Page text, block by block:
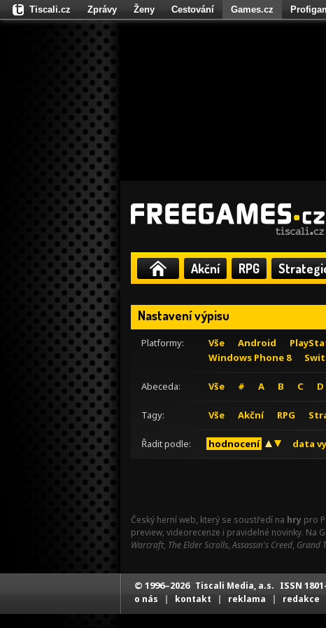
Akční RPG
Nastavení výpisu
Platformy: Vše Android
Windows Phone 8
Abeceda: Vše # A B C D
Tagy: Vše Akční RPG
Řadit podle: hodnocení data
Český herní web, který se soustředí na hry pro
preview, videorecenze i pravidelné novinky. Na
Warcraft, The Elder Scrolls,Assassin's Creed, Grand
Tiscali.cz Zprávy Ženy Cestování Games.cz
Fights.cz
© 1996–2026 Tiscali Media, a.s. ISSN
o nás | kontakt | reklama | redakce